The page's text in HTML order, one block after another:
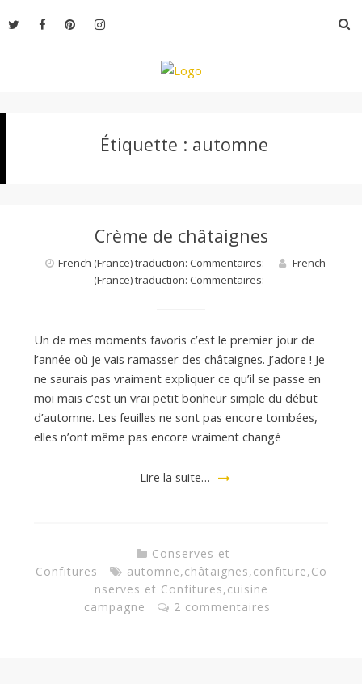
au
Étiquette : automne
Crème de châtaignes
French (France) traduction: Commentaires:
French
(France) traduction: Commentaires:
Un de mes moments favoris c’est le premier jour de
l’année où je vais ramasser des châtaignes. J’adore ! Je
ne saurais pas vraiment expliquer ce qu’il se passe en
moi mais c’est un vrai petit bonheur simple du début
d’automne. Les feuilles ne sont pas encore tombées,
elles n’ont même pas encore vraiment changé
Lire la suite…
Conserves et
Confitures
automne,châtaignes,confiture,Co
nserves et Confitures,cuisine
campagne
2 commentaires